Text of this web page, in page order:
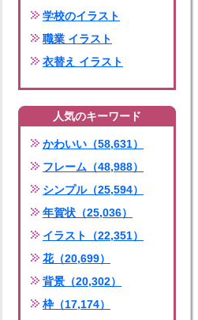
学校のイラスト
職業 イラスト
衣替え イラスト
人気のキーワード
かわいい（58,631）
フレーム（48,988）
シンプル（25,594）
年賀状（25,036）
イラスト（22,351）
花（20,699）
背景（20,302）
枠（17,174）